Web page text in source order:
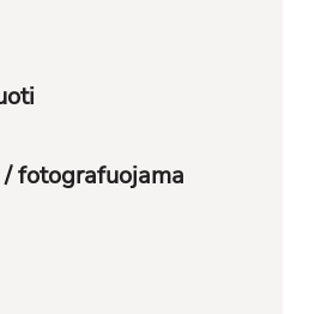
fotografuojama